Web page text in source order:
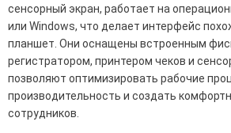
сенсорный экран, работает на
или Windows, что делает интерфейс
планшет. Они оснащены встроенным
регистратором, принтером чеков и
позволяют оптимизировать рабочие
производительность и создать
сотрудников.